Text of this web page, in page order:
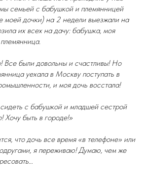
семьей с бабушкой и племянницей
моей дочки) на 2 недели выезжали на
их всех на дачу: бабушка, моя
Все были довольны и счастливы! Но
уехала в Москву поступать в
и моя дочь восстала!
с бабушкой и младшей сестрой
Хочу быть в городе!»
что дочь все время «в телефоне» или
я переживаю! Думаю, чем же